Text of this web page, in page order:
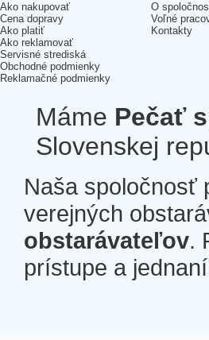
Ako nakupovať
Cena dopravy
Ako platiť
Ako reklamovať
Servisné strediská
Obchodné podmienky
Reklamačné podmienky
O
Voľné
Kontakty
Máme Pečať
Slovenskej
Naša spoločnosť
verejných
obstarávateľov.
prístupe a